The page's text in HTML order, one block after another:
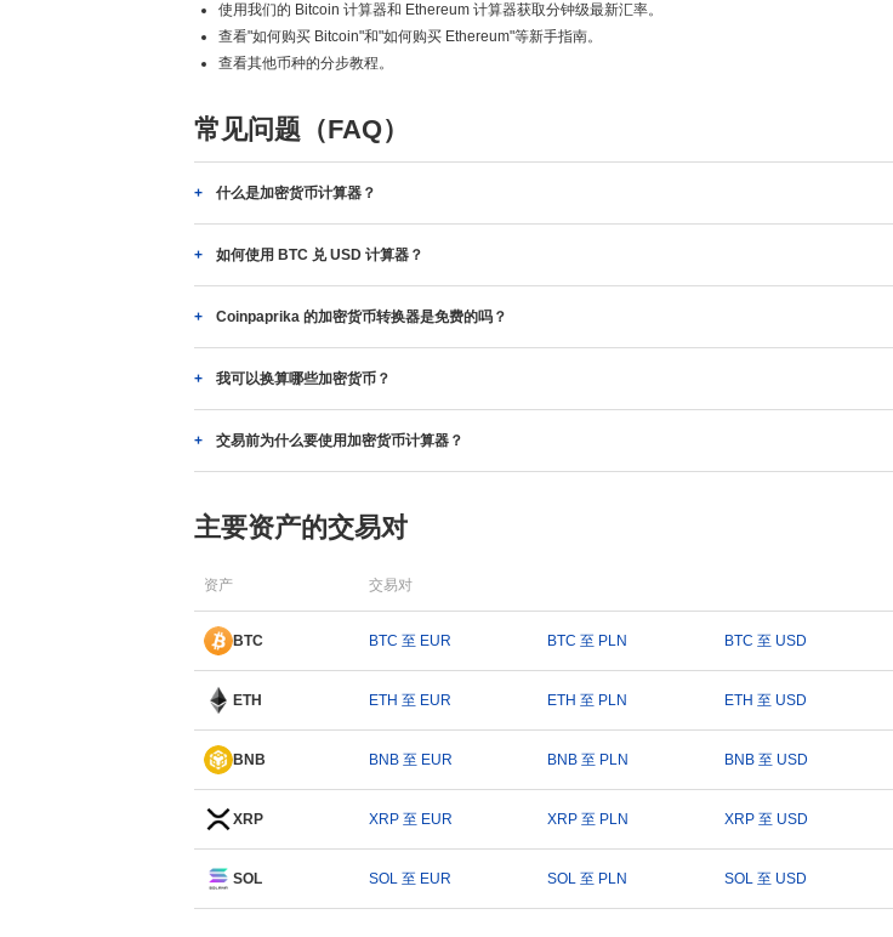
使用我们的 Bitcoin 计算器和 Ethereum 计算器获取分钟级最新汇率。
查看"如何购买 Bitcoin"和"如何购买 Ethereum"等新手指南。
查看其他币种的分步教程。
常见问题（FAQ）
什么是加密货币计算器？
如何使用 BTC 兑 USD 计算器？
Coinpaprika 的加密货币转换器是免费的吗？
我可以换算哪些加密货币？
交易前为什么要使用加密货币计算器？
主要资产的交易对
资产 交易对
BTC BTC 至 EUR BTC 至 PLN BTC 至 USD
ETH ETH 至 EUR ETH 至 PLN ETH 至 USD
BNB BNB 至 EUR BNB 至 PLN BNB 至 USD
XRP XRP 至 EUR XRP 至 PLN XRP 至 USD
SOL SOL 至 EUR SOL 至 PLN SOL 至 USD